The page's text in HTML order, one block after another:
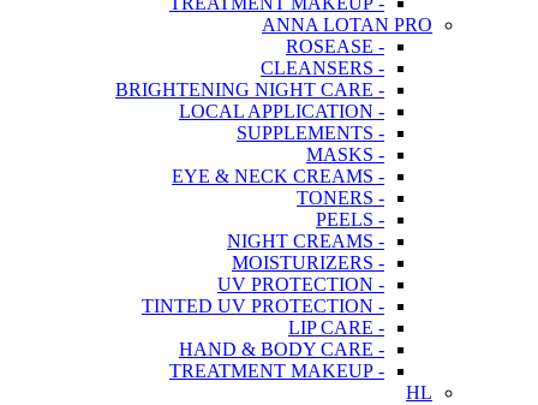
ANNA LOTAN PRO
- ROSEASE
- CLEANSERS
- BRIGHTENING NIGHT CARE
- LOCAL APPLICATION
- SUPPLEMENTS
- MASKS
- EYE & NECK CREAMS
- TONERS
- PEELS
- NIGHT CREAMS
- MOISTURIZERS
- UV PROTECTION
- TINTED UV PROTECTION
- LIP CARE
- HAND & BODY CARE
- TREATMENT MAKEUP
HL